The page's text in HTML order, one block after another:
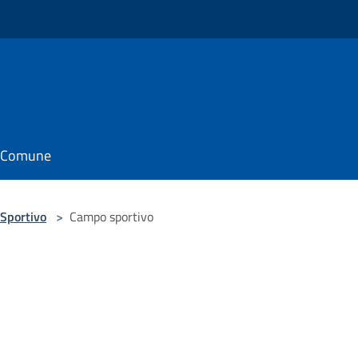
> Campo sportivo